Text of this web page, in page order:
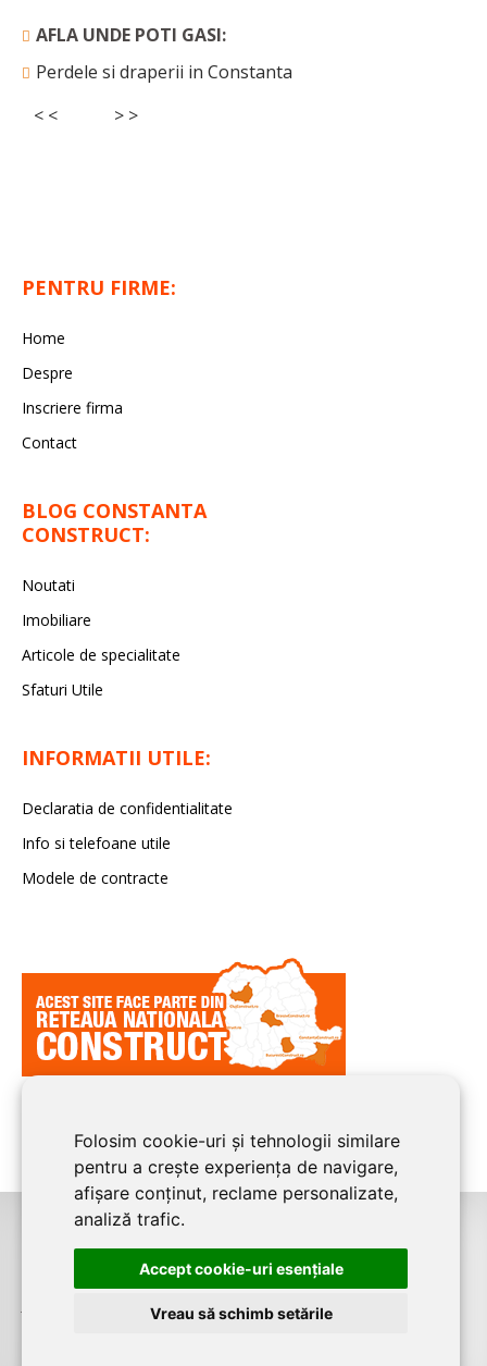
Folosim cookie-uri și tehnologii similare
pentru a crește experiența de navigare,
afișare conținut, reclame personalizate,
analiză trafic.
Accept cookie-uri esenţiale
Vreau să schimb setările
AFLA UNDE POTI GASI:
Perdele si draperii in Constanta
< <
> >
PENTRU FIRME:
Home
Despre
Inscriere firma
Contact
BLOG CONSTANTA
CONSTRUCT:
Noutati
Imobiliare
Articole de specialitate
Sfaturi Utile
INFORMATII UTILE:
Declaratia de confidentialitate
Info si telefoane utile
Modele de contracte
CONSTANTA CONSTRUCTeste un serviciu de promovare online
pentru firme. Proiect digital dezvoltat deLIVE COMMUNICATIONS SRL
J12/4191/2006, RO19492087